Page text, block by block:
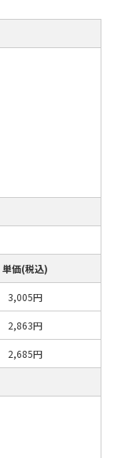
単価(税込)
3,005円
2,863円
2,685円